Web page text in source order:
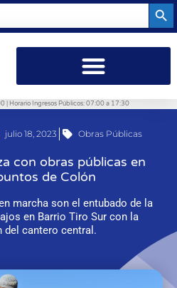
| Horario Ingresos Públicos: 07:00 a 17:30
julio 18, 2023 Obras Públicas
con obras públicas en
de Colón
marcha son el entubado de la
en Barrio Tiro Sur con la
del cantero central.